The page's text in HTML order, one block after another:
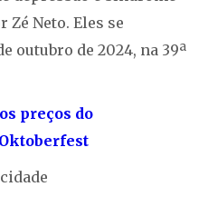
Zé Neto. Eles se
outubro de 2024, na 39ª
preços do